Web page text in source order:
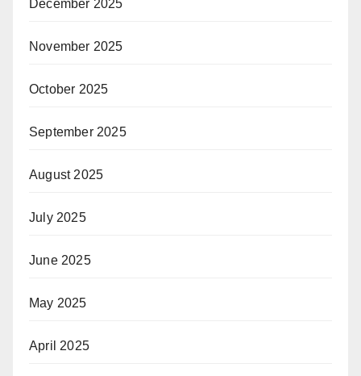
December 2025
November 2025
October 2025
September 2025
August 2025
July 2025
June 2025
May 2025
April 2025